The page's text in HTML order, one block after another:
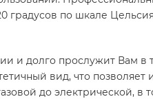
градусов по шкале
и долго прослужит Вам в
вид, что позволяет
до